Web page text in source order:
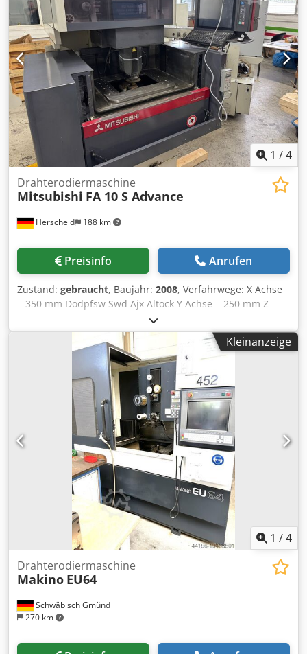
1 /4
Herscheid 188 km
Drahterodiermaschine
Mitsubishi FA 10 S Advance
Preisinfo Anrufen
Zustand: gebraucht, Baujahr: 2008, Verfahrwege: X Achse
= 350 mm Dodpfsw Swd Ajx Altock Y Achse = 250 mm Z
Achse = 220 mm inkl. Kühler Voll Funktiosfähig
Kleinanzeige
1 /4
Schwäbisch Gmünd
270 km
Drahterodiermaschine
Makino EU64